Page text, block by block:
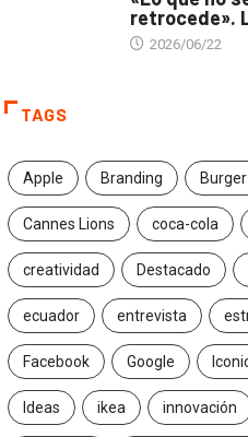
retrocede».
2026/06/22
TAGS
Apple Branding
Cannes Lions coca-cola
creatividad Destacado
ecuador entrevista
Facebook Google
Ideas ikea innovación